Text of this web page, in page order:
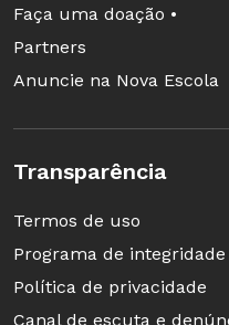
Faça uma doação •
Partners
Anuncie na Nova Escola
Transparência
Termos de uso
Programa de integridade
Política de privacidade
Canal de escuta e